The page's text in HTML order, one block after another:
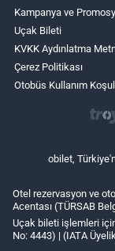
Kampanya ve
Uçak Bileti
KVKK Aydınlatma
Çerez Politikası
Otobüs Kullanım
obilet,
Otel rezervasyon ve
Acentası (TÜRSAB
Uçak bileti işlemleri
No: 4443) | (IATA